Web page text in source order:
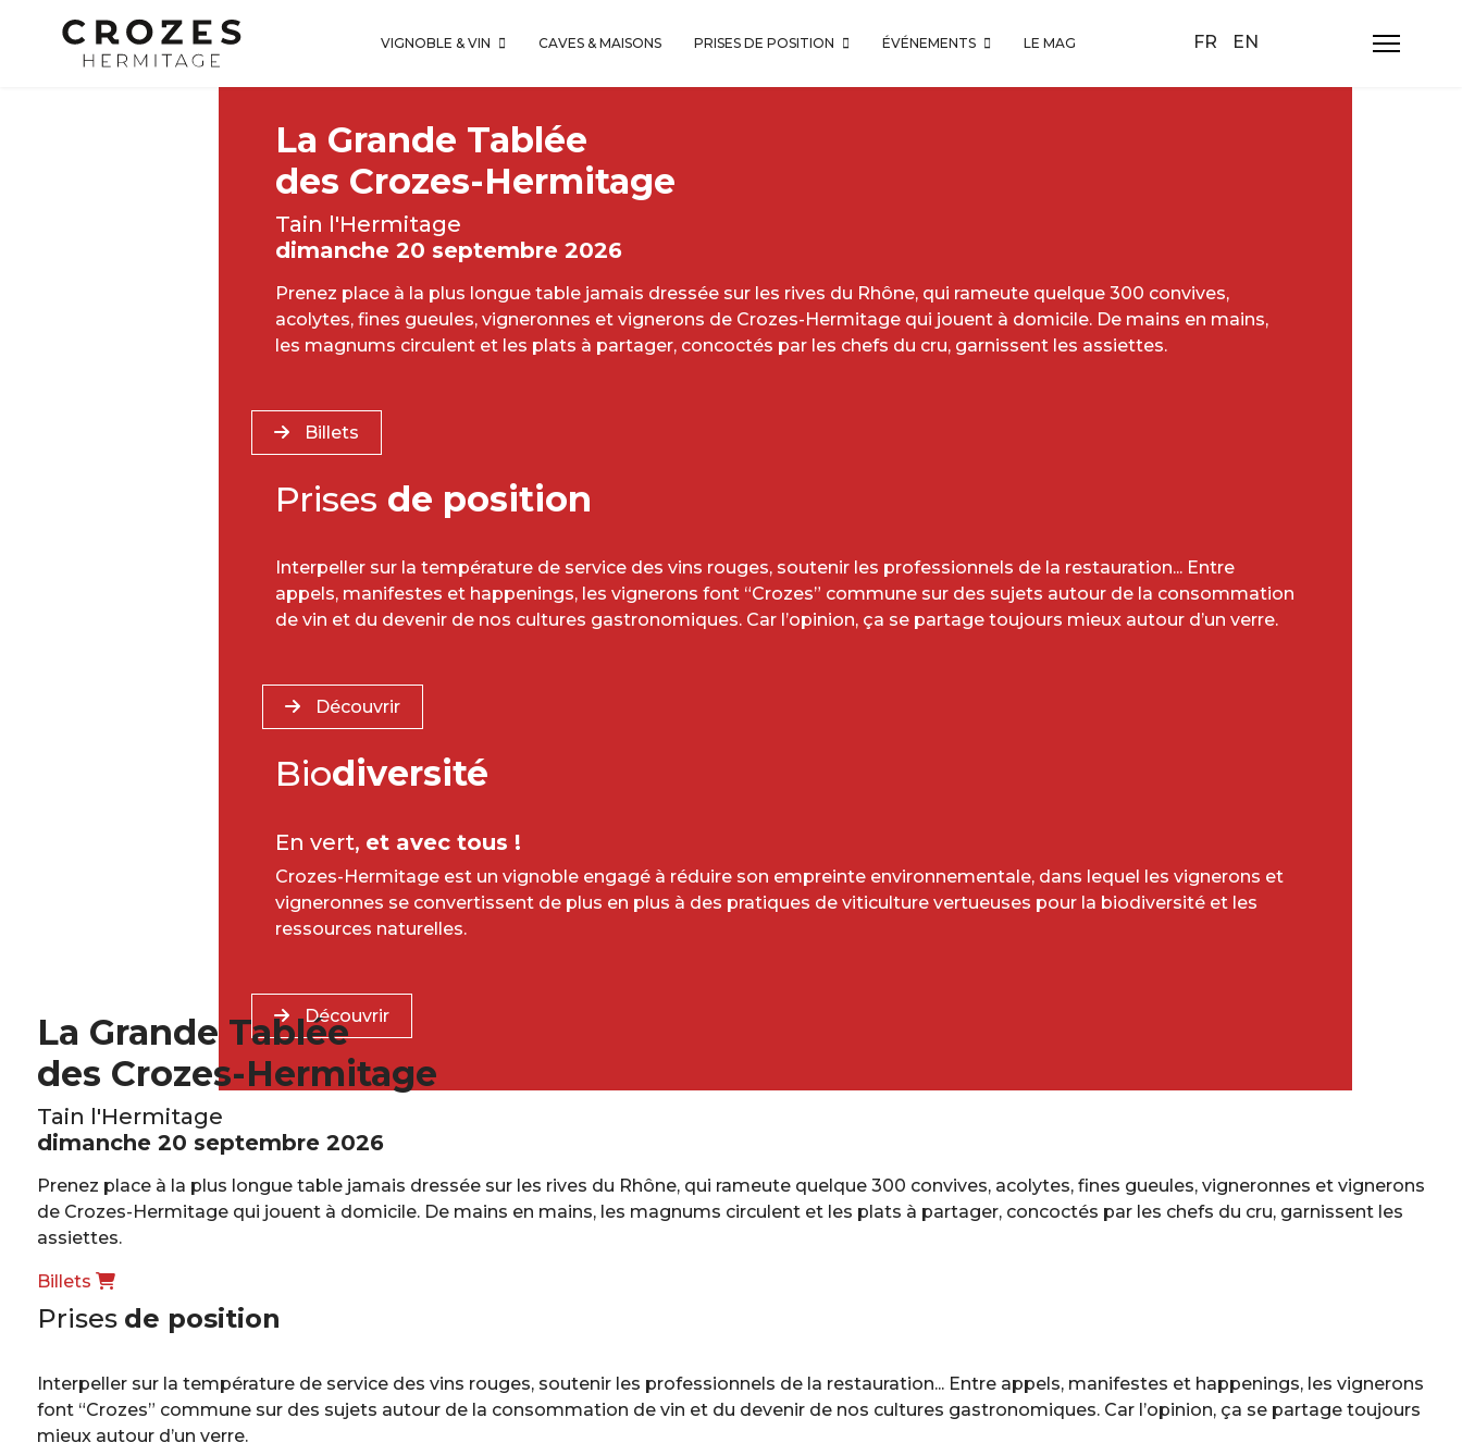
VIGNOBLE & VIN CAVES & MAISONS PRISES DE POSITION ÉVÉNEMENTS LE MAG Sélectionnez votre langue
FR EN
La Grande Tablée
des Crozes-Hermitage
Tain l'Hermitage
dimanche 20 septembre 2026
Prenez place à la plus longue table jamais dressée sur les rives du Rhône, qui rameute quelque 300 convives,
acolytes, fines gueules, vigneronnes et vignerons de Crozes-Hermitage qui jouent à domicile. De mains en mains,
les magnums circulent et les plats à partager, concoctés par les chefs du cru, garnissent les assiettes.
Billets
Prises de position
Interpeller sur la température de service des vins rouges, soutenir les professionnels de la restauration... Entre
appels, manifestes et happenings, les vignerons font “Crozes” commune sur des sujets autour de la consommation
de vin et du devenir de nos cultures gastronomiques. Car l’opinion, ça se partage toujours mieux autour d’un verre.
Découvrir
Biodiversité
En vert, et avec tous !
Crozes-Hermitage est un vignoble engagé à réduire son empreinte environnementale, dans lequel les vignerons et
vigneronnes se convertissent de plus en plus à des pratiques de viticulture vertueuses pour la biodiversité et les
ressources naturelles.
Découvrir
La Grande Tablée
des Crozes-Hermitage
Tain l'Hermitage
dimanche 20 septembre 2026
Prenez place à la plus longue table jamais dressée sur les rives du Rhône, qui rameute quelque 300 convives, acolytes, fines gueules, vigneronnes et vignerons
de Crozes-Hermitage qui jouent à domicile. De mains en mains, les magnums circulent et les plats à partager, concoctés par les chefs du cru, garnissent les
assiettes.
Billets
Prises de position
Interpeller sur la température de service des vins rouges, soutenir les professionnels de la restauration... Entre appels, manifestes et happenings, les vignerons
font “Crozes” commune sur des sujets autour de la consommation de vin et du devenir de nos cultures gastronomiques. Car l’opinion, ça se partage toujours
mieux autour d’un verre.